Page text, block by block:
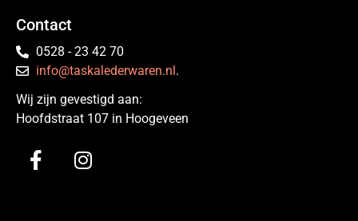
Contact
0528 - 23 42 70
info@taskalederwaren.nl.
Wij zijn gevestigd aan:
Hoofdstraat 107 in Hoogeveen